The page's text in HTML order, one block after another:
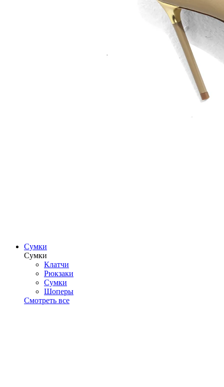
Сумки
Сумки
Клатчи
Рюкзаки
Сумки
Шоперы
Смотреть все